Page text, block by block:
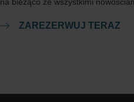
ZAREZERWUJ TERAZ